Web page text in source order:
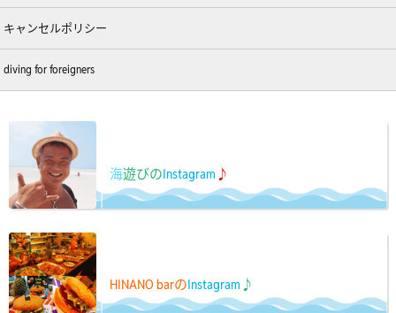
キャンセルポリシー
diving for foreigners
海遊びのInstagram ♪
HINANO barのInstagram ♪